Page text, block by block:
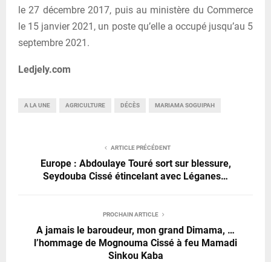
le 27 décembre 2017, puis au ministère du Commerce
le 15 janvier 2021, un poste qu’elle a occupé jusqu’au 5
septembre 2021.
Ledjely.com
A LA UNE AGRICULTURE DÉCÈS MARIAMA SOGUIPAH
ARTICLE PRÉCÉDENT
Europe : Abdoulaye Touré sort sur blessure,
Seydouba Cissé étincelant avec Léganes…
PROCHAIN ARTICLE
A jamais le baroudeur, mon grand Dimama, …
l’hommage de Mognouma Cissé à feu Mamadi
Sinkou Kaba